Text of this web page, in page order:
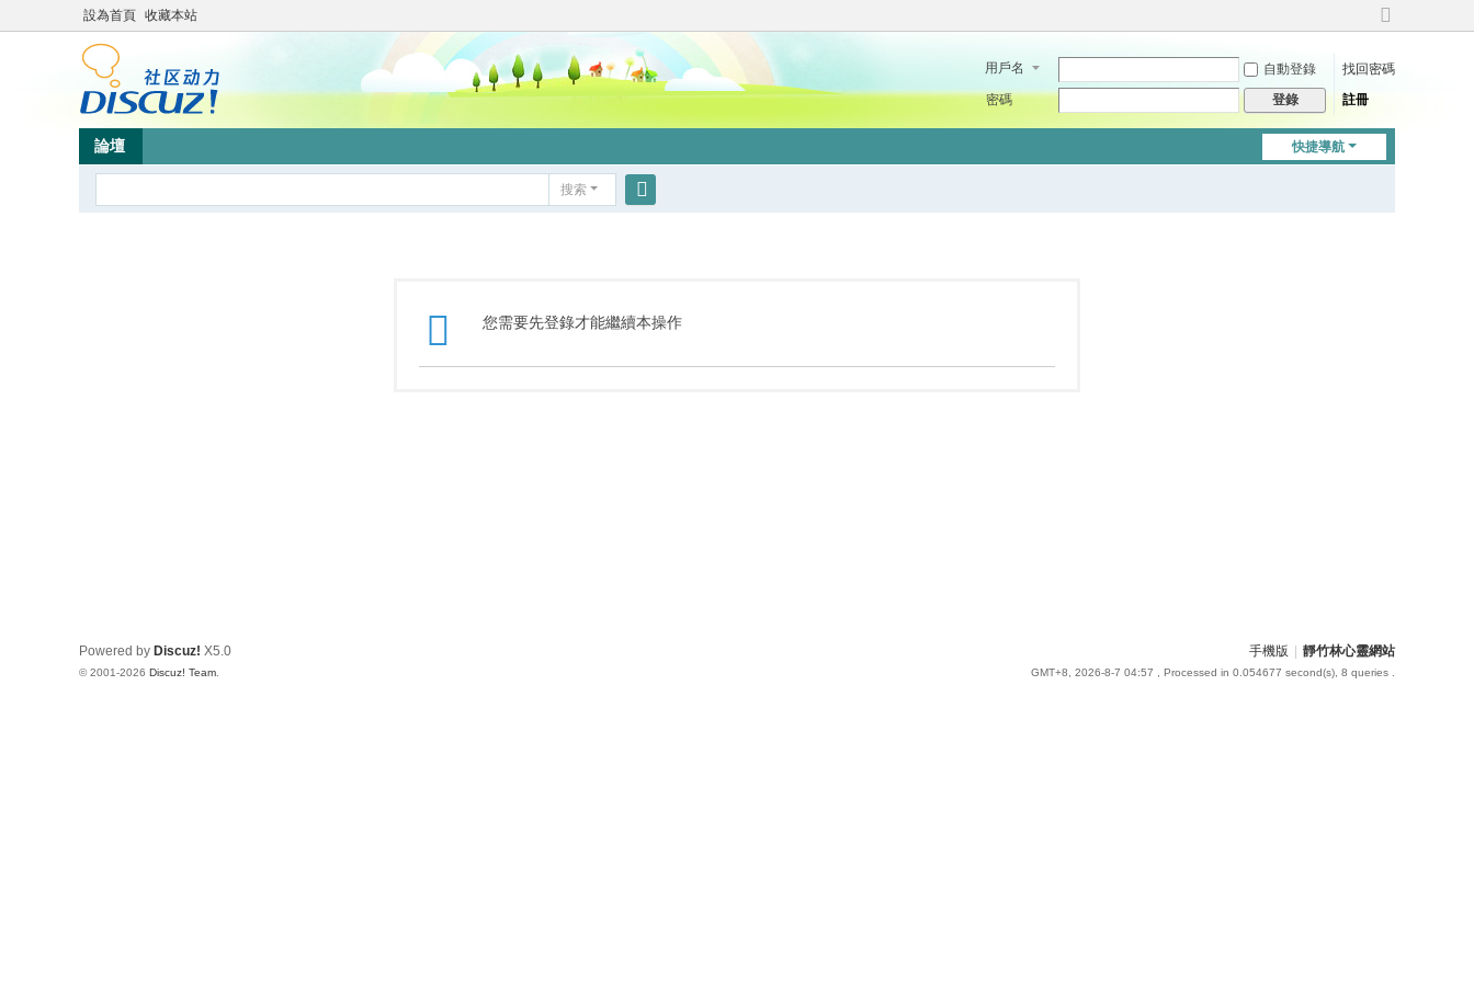
設為首頁 收藏本站
切
到
用戶名 自動登錄
找回密碼
密碼
登錄 註冊
快捷導航
論壇
搜索
您需要先登錄才能繼續本操作
手機版 靜竹林心靈網站
GMT+8, 2026-8-7 04:57 , Processed in 0.054677 second(s), 8 queries .
Powered by Discuz! X5.0
© 2001-2026 Discuz! Team